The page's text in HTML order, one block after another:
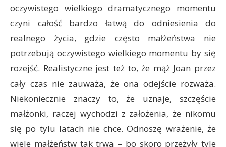
oczywistego wielkiego dramatycznego momentu
czyni całość bardzo łatwą do odniesienia do
realnego życia, gdzie często małżeństwa nie
potrzebują oczywistego wielkiego momentu by się
rozejść. Realistyczne jest też to, że mąż Joan przez
cały czas nie zauważa, że ona odejście rozważa.
Niekoniecznie znaczy to, że uznaje, szczęście
małżonki, raczej wychodzi z założenia, że nikomu
się po tylu latach nie chce. Odnoszę wrażenie, że
wiele małżeństw tak trwa – bo skoro przeżyły tyle